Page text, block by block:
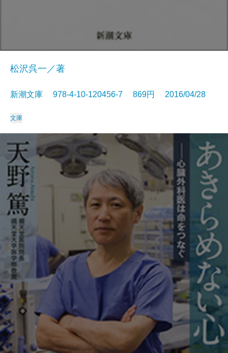
松沢呉一／著
新潮文庫 978-4-10-120456-7 869円 2016/04/28
文庫